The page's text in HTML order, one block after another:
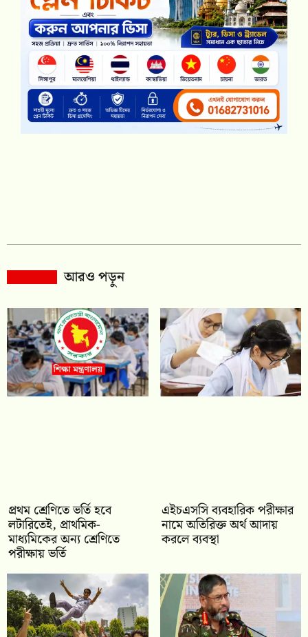
আরও পড়ুন
প্রথম শ্রেণিতে ভর্তি হবে
লটারিতেই, প্রাথমিক-
মাধ্যমিকের অন্য শ্রেণিতে
পরীক্ষায় ভর্তি
এইচএসসি ব্যবহারিক পরীক্ষার
নামে অতিরিক্ত অর্থ আদায়
করলে ব্যবস্থা